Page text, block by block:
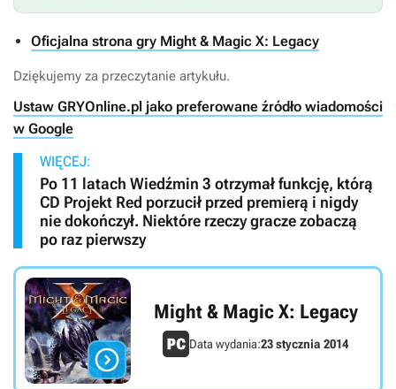
Oficjalna strona gry Might & Magic X: Legacy
Dziękujemy za przeczytanie artykułu.
Ustaw GRYOnline.pl jako preferowane źródło wiadomości
w Google
WIĘCEJ:
Po 11 latach Wiedźmin 3 otrzymał funkcję, którą
CD Projekt Red porzucił przed premierą i nigdy
nie dokończył. Niektóre rzeczy gracze zobaczą
po raz pierwszy

Might & Magic X: Legacy
Data wydania:23 stycznia 2014